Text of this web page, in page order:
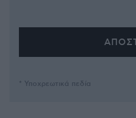
* Υποχρεωτικά πεδία